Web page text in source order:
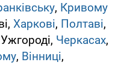
, Кривому
Харкові, Полтаві,
Черкасах,
, Вінниці,